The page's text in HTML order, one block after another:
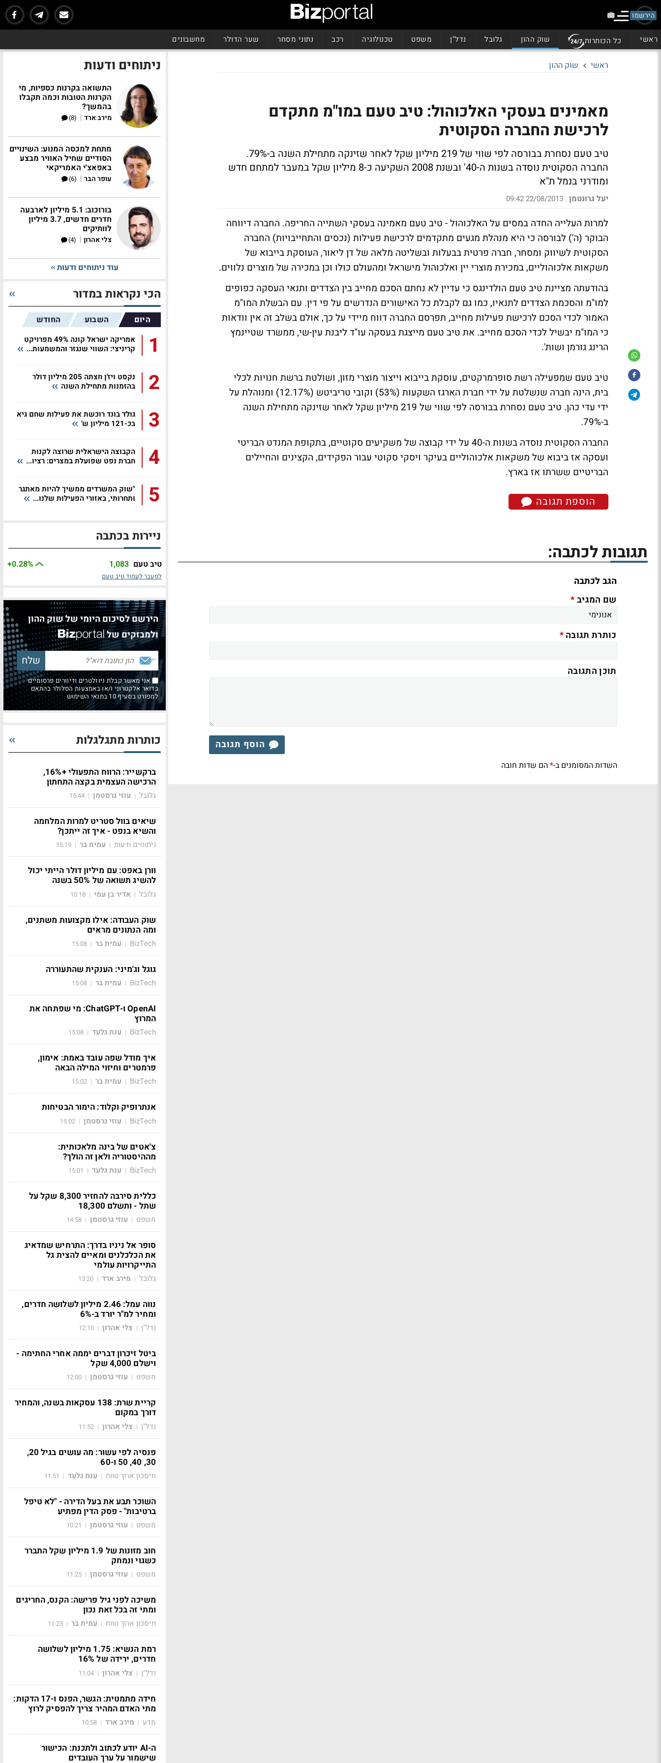
הירשמו
ראשי כל הכותרות שוק ההון גלובל נדל"ן משפט טכנולוגיה רכב נתוני מסחר שער הדולר מחשבונים
ראשי שוק ההון
מאמינים בעסקי האלכוהול: טיב טעם במו"מ מתקדם
לרכישת החברה הסקוטית
טיב טעם נסחרת בבורסה לפי שווי של 219 מיליון שקל לאחר שזינקה מתחילת השנה ב-79%.
החברה הסקוטית נוסדה בשנות ה-40' ובשנת 2008 השקיעה כ-8 מיליון שקל במעבר למתחם חדש
ומודרני בנמל ת"א
יעל גרונטמן |
22/08/2013 09:42
למרות העלייה החדה במסים על האלכוהול - טיב טעם מאמינה בעסקי השתייה החריפה. החברה דיווחה
הבוקר (ה') לבורסה כי היא מנהלת מגעים מתקדמים לרכישת פעילות (נכסים והתחייבויות) החברה
הסקוטית לשיווק ומסחר, חברה פרטית בבעלות ובשליטה מלאה של דן ליאור, העוסקת בייבוא של
משקאות אלכוהוליים, במכירת מוצרי יין ואלכוהול מישראל ומהעולם כולו וכן במכירה של מוצרים נלווים.
בהודעתה מציינת טיב טעם הולדינגס כי עדיין לא נחתם הסכם מחייב בין הצדדים ותנאי העסקה כפופים
למו"מ והסכמת הצדדים לתנאיו, כמו גם לקבלת כל האישורים הנדרשים על פי דין. עם הבשלת המו"מ
האמור לכדי הסכם לרכישת פעילות מחייב, תפרסם החברה דווח מיידי על כך, אולם בשלב זה אין וודאות
כי המו"מ יבשיל לכדי הסכם מחייב. את טיב טעם מייצגת בעסקה עו"ד ליבנת עין-שי, ממשרד שטיינמץ
הרינג גורמן ושות'.
טיב טעם שמפעילה רשת סופרמרקטים, עוסקת בייבוא וייצור מוצרי מזון, ושולטת ברשת חנויות לכלי
בית, הינה חברה שנשלטת על ידי חברת הארגז השקעות (53%) וקובי טריביטש (12.17%) ומנוהלת על
ידי עדי כהן. טיב טעם נסחרת בבורסה לפי שווי של 219 מיליון שקל לאחר שזינקה מתחילת השנה
ב-79%.
החברה הסקוטית נוסדה בשנות ה-40 על ידי קבוצה של משקיעים סקוטיים, בתקופת המנדט הבריטי
ועסקה אז ביבוא של משקאות אלכוהוליים בעיקר ויסקי סקוטי עבור הפקידים, הקצינים והחיילים
הבריטיים ששרתו אז בארץ.
הוספת תגובה
תגובות לכתבה:
הגב לכתבה
שם המגיב*
כותרת תגובה*
תוכן התגובה
הוסף תגובה
השדות המסומנים ב-*הם שדות חובה
ניתוחים ודעות
התשואה בקרנות כספיות, מי
הקרנות הטובות וכמה תקבלו
בהמשך?
מירב ארד |
(8)
מתחת למכסה המנוע: השינויים
הסודיים שחיל האוויר מבצע
באפאצ'י האמריקאי
עופר הבר |
(6)
בורוכוב: 5.1 מיליון לארבעה
חדרים חדשים, 3.7 מיליון
לוותיקים
צלי אהרון |
(4)
עוד ניתוחים ודעות
הכי נקראות במדור
היום השבוע החודש
1
אמריקה ישראל קונה 49% מפרויקט
קריניצי: השווי שנגזר והמשמעות...
2
נקסט ויז'ן חצתה 205 מיליון דולר
בהזמנות מתחילת השנה
3
גולד בונד רוכשת את פעילות שחם גיא
בכ-121 מיליון ש'
4
הקבוצה הישראלית שרוצה לקנות
חברת נפט שפועלת במצרים: רציו...
5
"שוק המשרדים ממשיך להיות מאתגר
ותחרותי, באזורי הפעילות שלנו...
ניירות בכתבה
טיב טעם 1,083
+0.28%
למעבר לעמוד טיב טעם
הירשם לסיכום היומי של שוק ההון
ולמבזקים של
אני מאשר קבלת ניוזלטרים ודיוורים פרסומיים
בדואר אלקטרוני ו/או באמצעות הסלולר בהתאם
למפורט בסעיף 10 בתנאי השימוש
כותרות מתגלגלות
ברקשייר: הרווח התפעולי +16%,
הרכישה העצמית בקצה התחתון
גלובל | עוזי גרסטמן |
15:44
שיאים בוול סטריט למרות המלחמה
והשיא בנפט - איך זה ייתכן?
ניתוחים ודעות | עמית בר |
15:19
וורן באפט: עם מיליון דולר הייתי יכול
להשיג תשואה של 50% בשנה
גלובל | אדיר בן עמי |
15:18
שוק העבודה: אילו מקצועות משתנים,
ומה הנתונים מראים
BizTech
| עמית בר |
15:08
גוגל וג'מיני: הענקית שהתעוררה
BizTech
| עמית בר |
15:08
OpenAI ו-ChatGPT: מי שפתחה את
המרוץ
BizTech
| ענת גלעד |
15:08
איך מודל שפה עובד באמת: אימון,
פרמטרים וחיזוי המילה הבאה
BizTech
| עמית בר |
15:02
אנתרופיק וקלוד: הימור הבטיחות
BizTech
| עוזי גרסטמן |
15:02
צ'אטים של בינה מלאכותית:
מההיסטוריה ולאן זה הולך?
BizTech
| ענת גלעד |
15:01
כללית סירבה להחזיר 8,300 שקל על
שתל - ותשלם 18,300
משפט | עוזי גרסטמן |
14:58
סופר אל ניניו בדרך: התרחיש שמדאיג
את הכלכלנים ומאיים להצית גל
התייקרויות עולמי
גלובל | מירב ארד |
13:20
נווה עמל: 2.46 מיליון לשלושה חדרים,
ומחיר למ"ר יורד ב-6%
נדל"ן | צלי אהרון |
12:10
ביטל זיכרון דברים יממה אחרי החתימה -
וישלם 4,000 שקל
משפט | עוזי גרסטמן |
12:00
קריית שרת: 138 עסקאות בשנה, והמחיר
דורך במקום
נדל"ן | צלי אהרון |
11:52
פנסיה לפי עשור: מה עושים בגיל 20,
30, 40, 50 ו-60
חיסכון ארוך טווח | ענת גלעד |
11:51
השוכר תבע את בעל הדירה - "לא טיפל
ברטיבות" - פסק הדין מפתיע
משפט | עוזי גרסטמן |
10:21
חוב מזונות של 1.9 מיליון שקל התברר
כשגוי ונמחק
משפט | עוזי גרסטמן |
11:25
משיכה לפני גיל פרישה: הקנס, החריגים
ומתי זה בכל זאת נכון
חיסכון ארוך טווח | עמית בר |
11:23
רמת הנשיא: 1.75 מיליון לשלושה
חדרים, ירידה של 16%
נדל"ן | צלי אהרון |
11:04
חידה מתמטית: הגשר, הפנס ו-17 הדקות:
מתי האדם המהיר צריך להפסיק לרוץ
מדע | מירב ארד |
10:58
ה-AI יודע לכתוב ולתכנת: הכישור
שישמור על ערך העובדים